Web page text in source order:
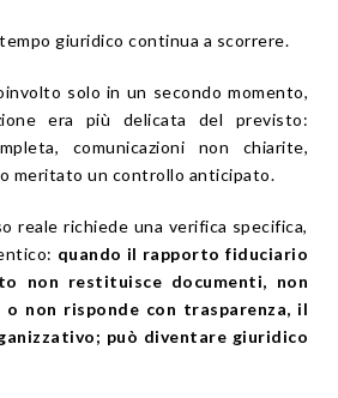
giuridico continua a scorrere.
solo in un secondo momento,
era più delicata del previsto:
comunicazioni non chiarite,
meritato un controllo anticipato.
reale richiede una verifica specifica,
quando il rapporto fiduciario
non restituisce documenti, non
o non risponde con trasparenza, il
può diventare giuridico